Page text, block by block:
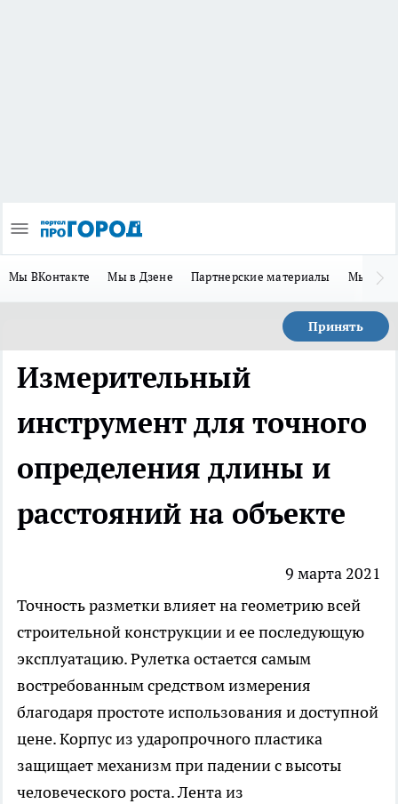
Мы ВКонтакте Мы в Дзене Партнерские материалы Мы в
Принять
Измерительный
инструмент для точного
определения длины и
расстояний на объекте
9 марта 2021
Точность разметки влияет на геометрию всей
строительной конструкции и ее последующую
эксплуатацию. Рулетка остается самым
востребованным средством измерения
благодаря простоте использования и доступной
цене. Корпус из ударопрочного пластика
защищает механизм при падении с высоты
человеческого роста.Лентаиз